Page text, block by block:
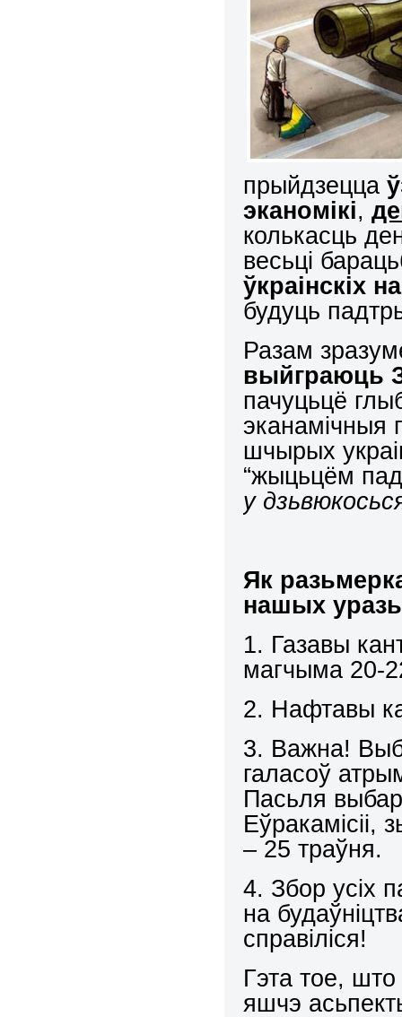
прыйдзецца
эканомікі,
колькасць
весьці
ўкраінскіх
будуць
Разам
выйграюць
пачуцьцё
эканамічныя
шчырых
“жыцьцём
у
Як
нашых
1. Газавы
магчыма 20-
2. Нафтавы
3. Важна!
галасоў
Пасьля
Еўракамісіі,
– 25 траўня.
4. Збор усіх
на
справіліся!
Гэта тое,
яшчэ